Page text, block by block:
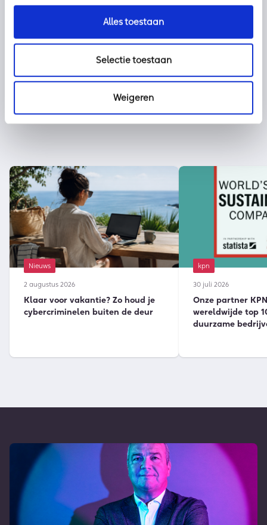
Alles toestaan
Selectie toestaan
Weigeren
Nieuws
2 augustus 2026
Klaar voor vakantie? Zo houd je
cybercriminelen buiten de deur
kpn
30 juli 2026
Onze partner
wereldwijde top
duurzame